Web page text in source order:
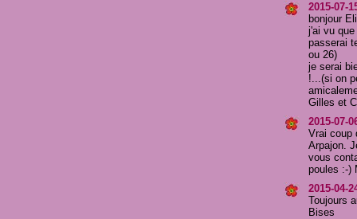
2015-07-
bonjour
j'ai vu
passerai
ou 26)
je serai
!...(si on
Gilles et
2015-07-
Vrai coup
Arpajon.
vous
poules :-)
2015-04-
Toujours
Bises